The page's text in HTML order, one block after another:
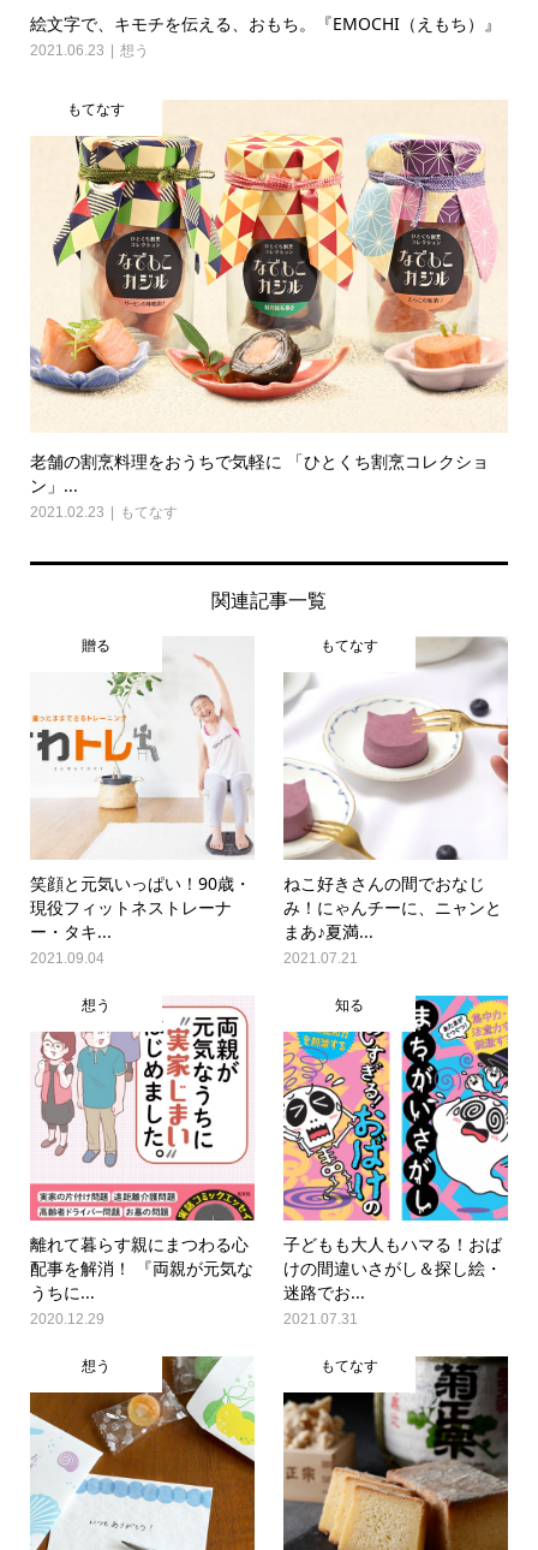
絵文字で、キモチを伝える、おもち。『EMOCHI（えもち）』
2021.06.23 想う
もてなす
老舗の割烹料理をおうちで気軽に 「ひとくち割烹コレクショ
ン」...
2021.02.23 もてなす
関連記事一覧
贈る
笑顔と元気いっぱい！90歳・
現役フィットネストレーナ
ー・タキ...
2021.09.04
もてなす
ねこ好きさんの間でおなじ
み！にゃんチーに、ニャンと
まあ♪夏満...
2021.07.21
想う
離れて暮らす親にまつわる心
配事を解消！ 『両親が元気な
うちに...
2020.12.29
知る
子どもも大人もハマる！おば
けの間違いさがし＆探し絵・
迷路でお...
2021.07.31
想う もてなす